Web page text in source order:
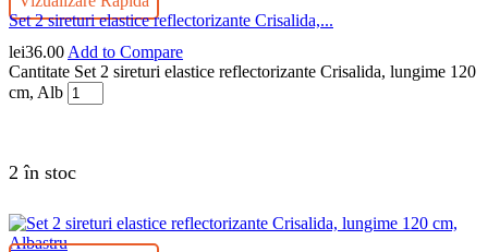
Set 2 sireturi elastice reflectorizante Crisalida,...
lei36.00 Add to Compare
Cantitate Set 2 sireturi elastice reflectorizante Crisalida, lungime 120
cm, Alb
2 în stoc